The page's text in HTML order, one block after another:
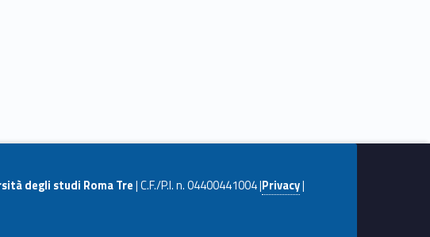
degli studi Roma Tre| C.F./P.I. n. 04400441004 |Privacy|